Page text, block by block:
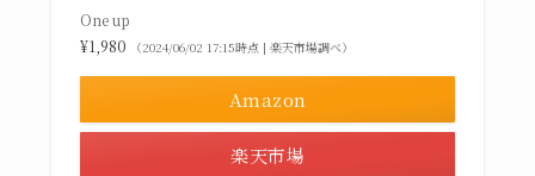
One up
¥1,980
（2024/06/02 17:15時点 | 楽天市場調べ）
Amazon
楽天市場